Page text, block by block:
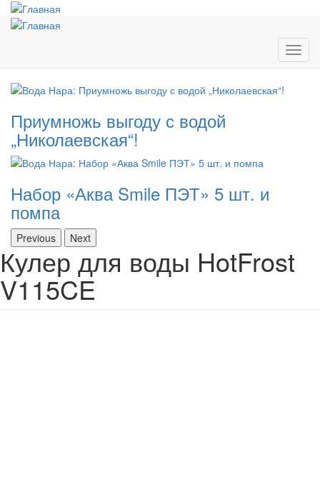
Перейти
Приумножь выгоду с водой
„Николаевская“!
Набор «Аква Smile ПЭТ» 5 шт. и
помпа
Previous Next
Кулер для воды HotFrost
V115CE